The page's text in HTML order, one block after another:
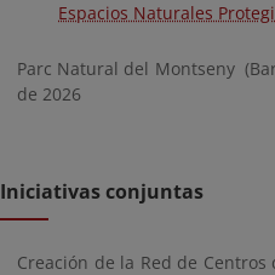
Espacios Naturales
Parc Natural del Montseny
de 2026
Iniciativas conjuntas
Creación de la Red de